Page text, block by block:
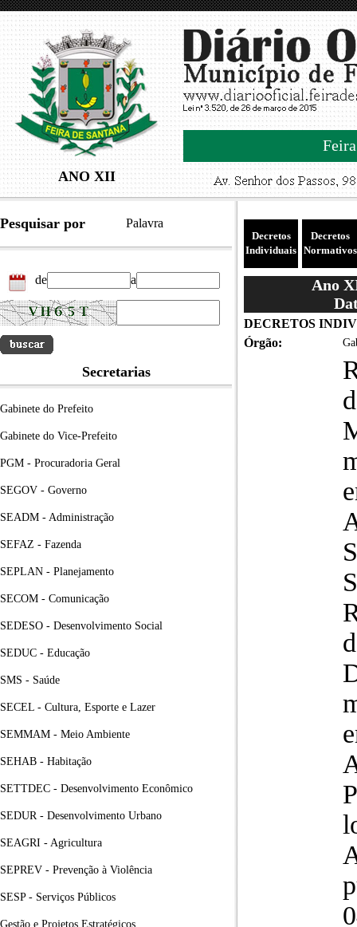
ANO XII
Pesquisar por Palavra
de a
Secretarias
Gabinete do Prefeito
Gabinete do Vice-Prefeito
PGM - Procuradoria Geral
SEGOV - Governo
SEADM - Administração
SEFAZ - Fazenda
SEPLAN - Planejamento
SECOM - Comunicação
SEDESO - Desenvolvimento Social
SEDUC - Educação
SMS - Saúde
SECEL - Cultura, Esporte e Lazer
SEMMAM - Meio Ambiente
SEHAB - Habitação
SETTDEC - Desenvolvimento Econômico
SEDUR - Desenvolvimento Urbano
SEAGRI - Agricultura
SEPREV - Prevenção à Violência
SESP - Serviços Públicos
Gestão e Projetos Estratégicos
Decretos
Individuais
Decretos
Normativos
Ano
DECRETOS
Órgão: